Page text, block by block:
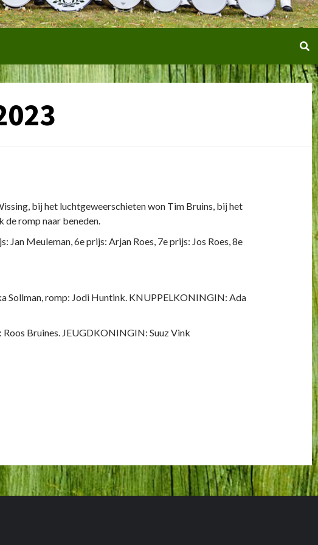
bij het luchtgeweerschieten won Tim Bruins, bij het
romp naar beneden.
Jan Meuleman, 6e prijs: Arjan Roes, 7e prijs: Jos Roes, 8e
Sollman, romp: Jodi Huntink. KNUPPELKONINGIN: Ada
Bruines. JEUGDKONINGIN: Suuz Vink